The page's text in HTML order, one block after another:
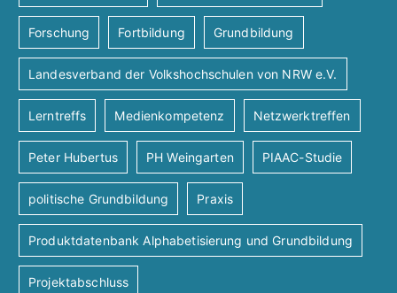
Forschung Fortbildung Grundbildung
Landesverband der Volkshochschulen von NRW e.V.
Lerntreffs Medienkompetenz Netzwerktreffen
Peter Hubertus PH Weingarten PIAAC-Studie
politische Grundbildung Praxis
Produktdatenbank Alphabetisierung und Grundbildung
Projektabschluss